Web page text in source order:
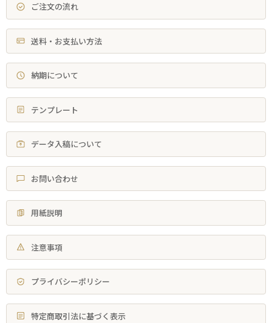
ご注文の流れ
送料・お支払い方法
納期について
テンプレート
データ入稿について
お問い合わせ
用紙説明
注意事項
プライバシーポリシー
特定商取引法に基づく表示